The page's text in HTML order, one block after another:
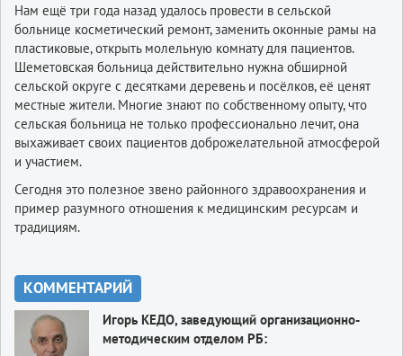
Нам ещё три года назад удалось провести в сельской
больнице косметический ремонт, заменить оконные рамы на
пластиковые, открыть молельную комнату для пациентов.
Шеметовская больница действительно нужна обширной
сельской округе с десятками деревень и посёлков, её ценят
местные жители. Многие знают по собственному опыту, что
сельская больница не только профессионально лечит, она
выхаживает своих пациентов доброжелательной атмосферой
и участием.
Сегодня это полезное звено районного здравоохранения и
пример разумного отношения к медицинским ресурсам и
традициям.
КОММЕНТАРИЙ
Игорь КЕДО, заведующий организационно-
методическим отделом РБ: